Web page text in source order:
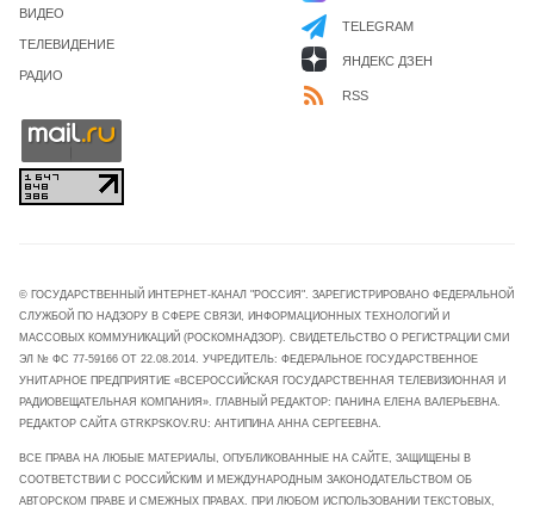
ВИДЕО
ТЕЛЕВИДЕНИЕ
РАДИО
TELEGRAM
ЯНДЕКС ДЗЕН
RSS
© ГОСУДАРСТВЕННЫЙ ИНТЕРНЕТ-КАНАЛ "РОССИЯ". ЗАРЕГИСТРИРОВАНО ФЕДЕРАЛЬНОЙ
СЛУЖБОЙ ПО НАДЗОРУ В СФЕРЕ СВЯЗИ, ИНФОРМАЦИОННЫХ ТЕХНОЛОГИЙ И
МАССОВЫХ КОММУНИКАЦИЙ (РОСКОМНАДЗОР). СВИДЕТЕЛЬСТВО О РЕГИСТРАЦИИ СМИ
ЭЛ № ФС 77-59166 ОТ 22.08.2014. УЧРЕДИТЕЛЬ: ФЕДЕРАЛЬНОЕ ГОСУДАРСТВЕННОЕ
УНИТАРНОЕ ПРЕДПРИЯТИЕ «ВСЕРОССИЙСКАЯ ГОСУДАРСТВЕННАЯ ТЕЛЕВИЗИОННАЯ И
РАДИОВЕЩАТЕЛЬНАЯ КОМПАНИЯ». ГЛАВНЫЙ РЕДАКТОР: ПАНИНА ЕЛЕНА ВАЛЕРЬЕВНА.
РЕДАКТОР САЙТА GTRKPSKOV.RU: АНТИПИНА АННА СЕРГЕЕВНА.
ВСЕ ПРАВА НА ЛЮБЫЕ МАТЕРИАЛЫ, ОПУБЛИКОВАННЫЕ НА САЙТЕ, ЗАЩИЩЕНЫ В
СООТВЕТСТВИИ С РОССИЙСКИМ И МЕЖДУНАРОДНЫМ ЗАКОНОДАТЕЛЬСТВОМ ОБ
АВТОРСКОМ ПРАВЕ И СМЕЖНЫХ ПРАВАХ. ПРИ ЛЮБОМ ИСПОЛЬЗОВАНИИ ТЕКСТОВЫХ,